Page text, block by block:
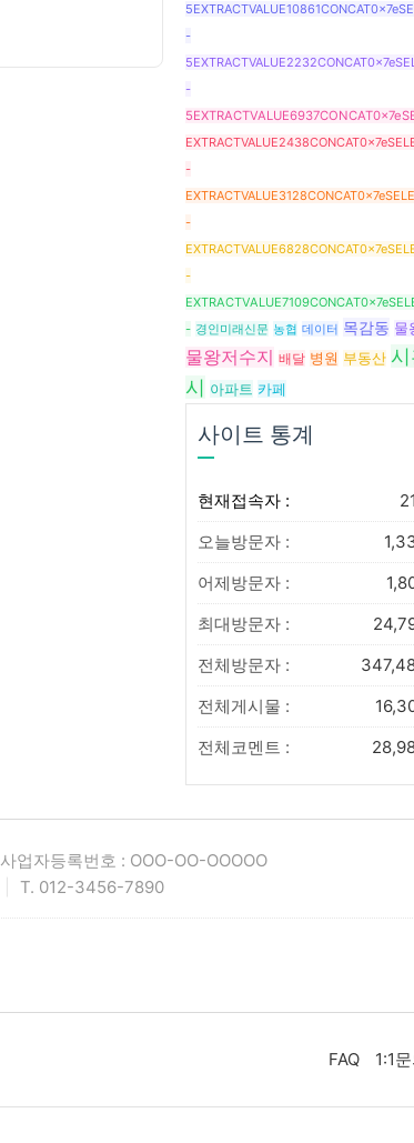
-
-
-
-
-
- 경인미래신문 농협 데이터 목감동 물
물왕저수지 배달 병원 부동산
시 아파트 카페
사이트 통계
현재접속자 :
오늘방문자 :
어제방문자 :
최대방문자 :
전체방문자 :
전체게시물 :
전체코멘트 :
사업자등록번호 : OOO-OO-OOOOO
T. 012-3456-7890
FAQ 1:1